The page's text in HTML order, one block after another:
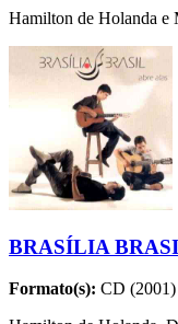
Hamilton de Holanda e
BRASÍLIA
Formato(s): CD (2001)